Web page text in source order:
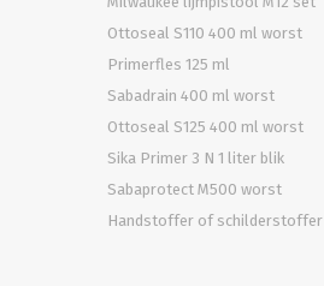
Ottoseal S110 400 ml worst
Primerfles 125 ml
Sabadrain 400 ml worst
Ottoseal S125 400 ml worst
Sika Primer 3 N 1 liter blik
Sabaprotect M500 worst
Handstoffer of schilderstoffer